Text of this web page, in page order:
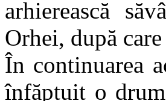
arhierească
Orhei, după
În continuarea
înfăptuit o